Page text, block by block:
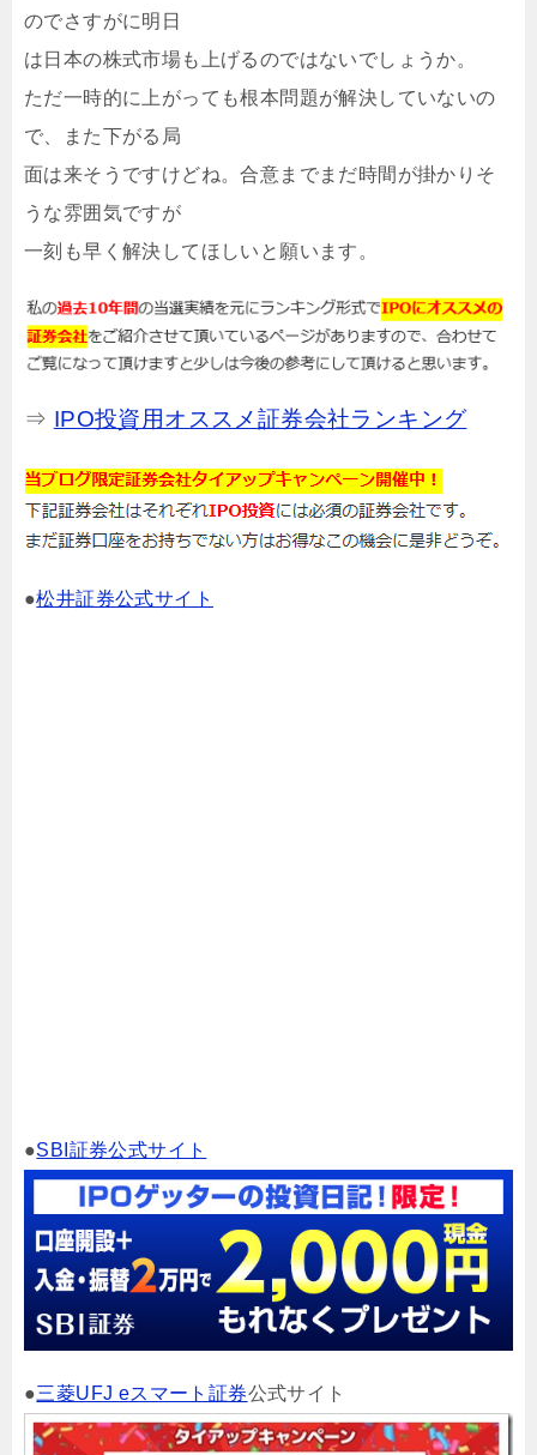
のでさすがに明日
は日本の株式市場も上げるのではないでしょうか。
ただ一時的に上がっても根本問題が解決していないの
で、また下がる局
面は来そうですけどね。合意までまだ時間が掛かりそ
うな雰囲気ですが
一刻も早く解決してほしいと願います。
⇒ IPO投資用オススメ証券会社ランキング
●松井証券公式サイト
●SBI証券公式サイト
●三菱UFJ eスマート証券公式サイト